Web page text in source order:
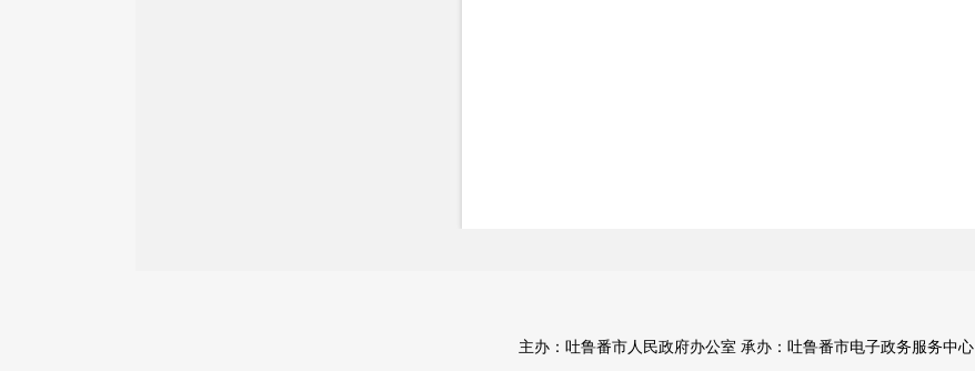
主办：吐鲁番市人民政府办公室 承办：吐鲁番市电子政务服务中心